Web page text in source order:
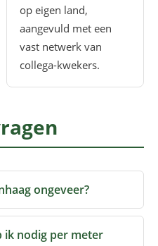
op eigen land,
aangevuld met een
vast netwerk van
collega-kwekers.
ongeveer?
ik nodig per meter